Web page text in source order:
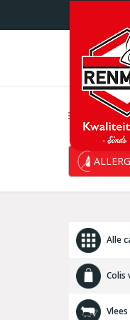
FILTRER
Alle
Colis
Vlees